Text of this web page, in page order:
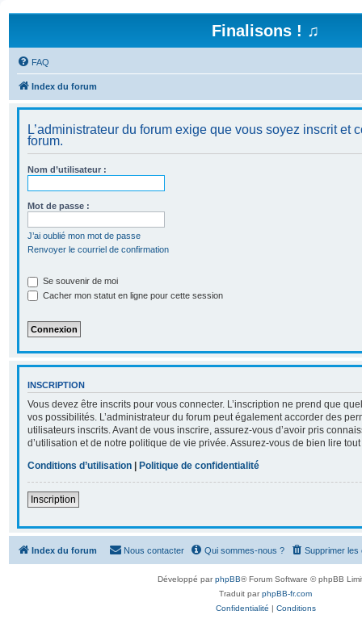
Finalisons ! ♫
FAQ
Index du forum
L’administrateur du forum exige que vous soyez inscrit et
forum.
Nom d’utilisateur :
Mot de passe :
J’ai oublié mon mot de passe
Renvoyer le courriel de confirmation
Se souvenir de moi
Cacher mon statut en ligne pour cette session
INSCRIPTION
Vous devez être inscrits pour vous connecter. L’inscription ne prend que
vos possibilités. L’administrateur du forum peut également accorder des
utilisateurs inscrits. Avant de vous inscrire, assurez-vous d’avoir pris
d’utilisation et de notre politique de vie privée. Assurez-vous de bien lire
Conditions d’utilisation | Politique de confidentialité
Inscription
Index du forum Supprimer les
Qui sommes-nous ?
Nous contacter
Développé parphpBB® Forum Software © phpBB
Traduit parphpBB-fr.com
Confidentialité | Conditions